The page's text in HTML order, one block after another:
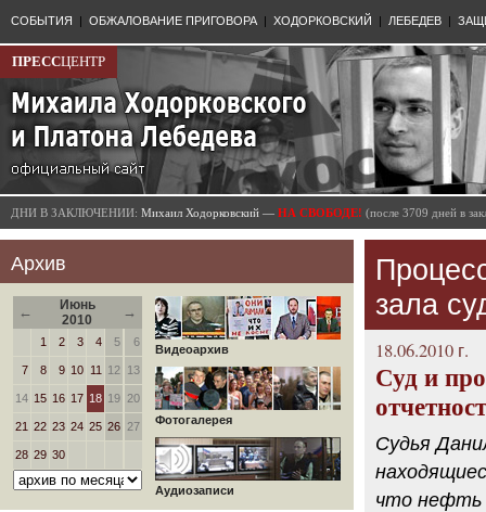
СОБЫТИЯ | ОБЖАЛОВАНИЕ ПРИГОВОРА | ХОДОРКОВСКИЙ | ЛЕБЕДЕВ |
ПРЕССЦЕНТР
ДНИ В ЗАКЛЮЧЕНИИ: Михаил Ходорковский — НА СВОБОДЕ! (после 3709 дней в
Архив
←
Июнь
2010
→
1 2 3 4 5 6
7 8 9 10 11 12 13
14 15 16 17 18 19 20
21 22 23 24 25 26 27
28 29 30
Видеоархив
Фотогалерея
Аудиозаписи
зала
18.06.2010 г.
Суд и
Судья
что нефть